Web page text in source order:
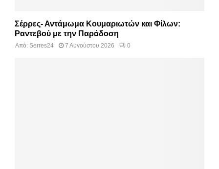
Σέρρες- Αντάμωμα Κουμαριωτών και Φίλων:
Ραντεβού με την Παράδοση
Από: Serres24 7 Αυγούστου 2026 0